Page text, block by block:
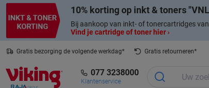
10% korting op inkt & toners
Bij aankoop van inkt- of tonercartridges
Vind je cartridge of toner hier ›
Gratis bezorging de volgende werkdag*
Gratis retourneren*
077 3238000
Klantenservice